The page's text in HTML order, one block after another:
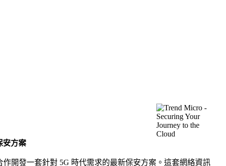
安方案
開發一套針對 5G 時代需求的最新保安方案。這套網絡資訊